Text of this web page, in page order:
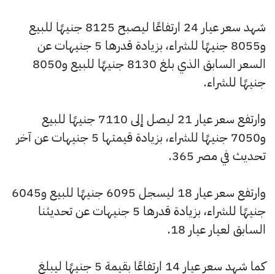
شهد سعر عيار 24 ارتفاعًا ليصبح 8125 جنيهًا للبيع
و8055 جنيهًا للشراء، بزيادة قدرها 5 جنيهات عن
السعر السابق الذي بلغ 8130 جنيهًا للبيع و8050
جنيهًا للشراء.
وارتفع سعر عيار 21 ليصل إلى 7110 جنيهًا للبيع
و7050 جنيهًا للشراء، بزيادة قيمتها 5 جنيهات عن آخر
تحديث في مصر 365.
وارتفع سعر عيار 18 ليسجل 6095 جنيهًا للبيع و6045
جنيهًا للشراء، بزيادة قدرها 5 جنيهات عن تحديثنا
السابق لعيار عيار 18.
كما شهد سعر عيار 14 ارتفاعًا بقيمة 5 جنيهًا ليبلغ